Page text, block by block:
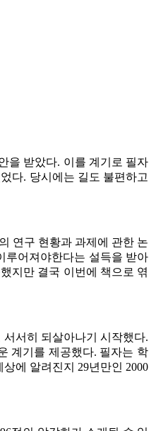
을 받았다. 이를 계기로 필자
다. 당시에는 길도 불편하고
연구 현황과 과제에 관한 논
루어져야한다는 설득을 받아
지만 결국 이번에 책으로 엮
서히 되살아나기 시작했다.
계기를 제공했다. 필자는 학
에 알려진지 29년만인 2000